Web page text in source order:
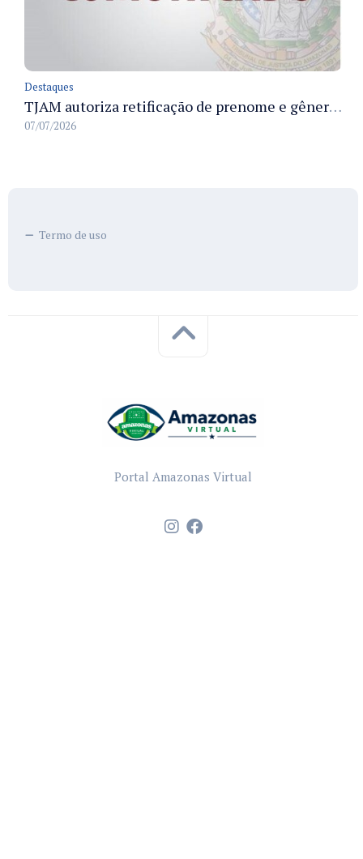
Destaques
TJAM autoriza retificação de prenome e gênero em registros civis na Comarca de Benjamin Constant
07/07/2026
Termo de uso
Portal Amazonas Virtual